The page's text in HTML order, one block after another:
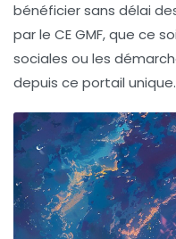
bénéficier sans délai
par le CE GMF, que ce
sociales ou les
depuis ce portail unique.